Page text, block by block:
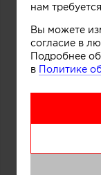
нам
Вы можете
согласие в
Подробнее
в Политике